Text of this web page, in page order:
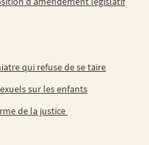
qui refuse de se taire
sur les enfants
de la justice